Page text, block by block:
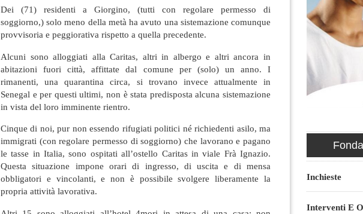
Dei (71) residenti a Giorgino, (tutti con regolare permesso di
soggiorno,) solo meno della metà ha avuto una sistemazione comunque
provvisoria e peggiorativa rispetto a quella precedente.
Alcuni sono alloggiati alla Caritas, altri in albergo e altri ancora in
abitazioni fuori città, affittate dal comune per (solo) un anno. I
rimanenti, una quarantina circa, si trovano invece attualmente in
Senegal e per questi ultimi, non è stata predisposta alcuna sistemazione
in vista del loro imminente rientro.
Cinque di noi, pur non essendo rifugiati politici né richiedenti asilo, ma
immigrati (con regolare permesso di soggiorno) che lavorano e pagano
le tasse in Italia, sono ospitati all’ostello Caritas in viale Frà Ignazio.
Questa situazione impone orari di ingresso, di uscita e di mensa
obbligatori e vincolanti, e non è possibile svolgere liberamente la
propria attività lavorativa.
Inchieste
Interventi E